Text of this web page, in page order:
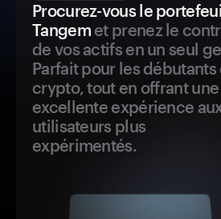
Procurez-vous le
Tangemet prenez le
de vos actifs en un seul
Parfait pour les débutants
crypto, tout en offrant une
excellente expérience
utilisateurs plus
expérimentés.